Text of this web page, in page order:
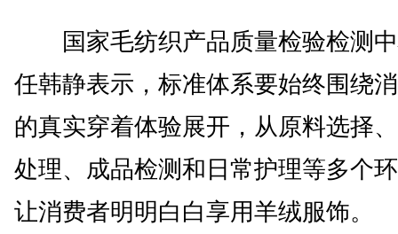
国家毛纺织产品质量检验检测
任韩静表示，标准体系要始终围绕
的真实穿着体验展开，从原料选择
处理、成品检测和日常护理等多个
让消费者明明白白享用羊绒服饰。